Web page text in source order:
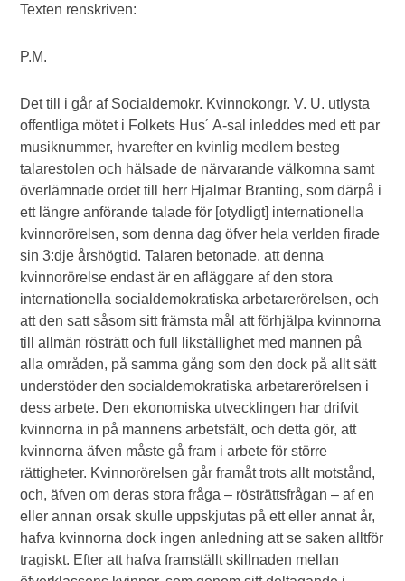
Texten renskriven:
P.M.
Det till i går af Socialdemokr. Kvinnokongr. V. U. utlysta
offentliga mötet i Folkets Hus´ A-sal inleddes med ett par
musiknummer, hvarefter en kvinlig medlem besteg
talarestolen och hälsade de närvarande välkomna samt
överlämnade ordet till herr Hjalmar Branting, som därpå i
ett längre anförande talade för [otydligt] internationella
kvinnorörelsen, som denna dag öfver hela verlden firade
sin 3:dje årshögtid. Talaren betonade, att denna
kvinnorörelse endast är en afläggare af den stora
internationella socialdemokratiska arbetarerörelsen, och
att den satt såsom sitt främsta mål att förhjälpa kvinnorna
till allmän rösträtt och full likställighet med mannen på
alla områden, på samma gång som den dock på allt sätt
understöder den socialdemokratiska arbetarerörelsen i
dess arbete. Den ekonomiska utvecklingen har drifvit
kvinnorna in på mannens arbetsfält, och detta gör, att
kvinnorna äfven måste gå fram i arbete för större
rättigheter. Kvinnorörelsen går framåt trots allt motstånd,
och, äfven om deras stora fråga – rösträttsfrågan – af en
eller annan orsak skulle uppskjutas på ett eller annat år,
hafva kvinnorna dock ingen anledning att se saken alltför
tragiskt. Efter att hafva framställt skillnaden mellan